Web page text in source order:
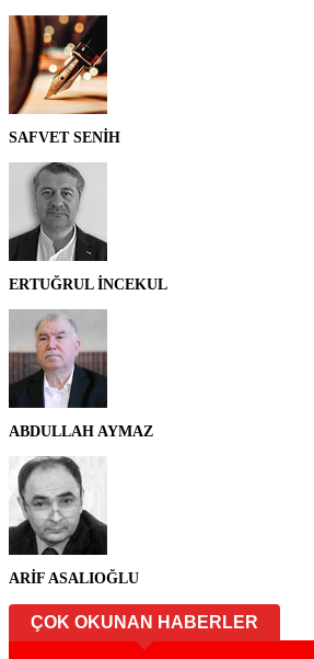
SAFVET SENİH
ERTUĞRUL İNCEKUL
ABDULLAH AYMAZ
ARİF ASALIOĞLU
ÇOK OKUNAN HABERLER